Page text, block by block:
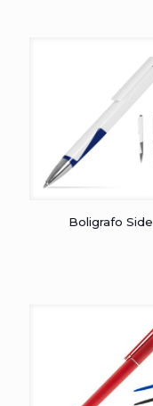
Boligrafo Side